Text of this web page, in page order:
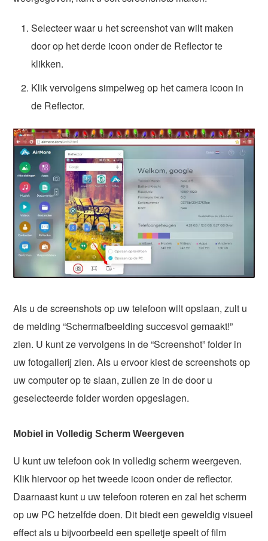
Selecteer waar u het screenshot van wilt maken
door op het derde icoon onder de Reflector te
klikken.
Klik vervolgens simpelweg op het camera icoon in
de Reflector.
Als u de screenshots op uw telefoon wilt opslaan, zult u
de melding “Schermafbeelding succesvol gemaakt!”
zien. U kunt ze vervolgens in de “Screenshot” folder in
uw fotogallerij zien. Als u ervoor kiest de screenshots op
uw computer op te slaan, zullen ze in de door u
geselecteerde folder worden opgeslagen.
Mobiel in Volledig Scherm Weergeven
U kunt uw telefoon ook in volledig scherm weergeven.
Klik hiervoor op het tweede icoon onder de reflector.
Daarnaast kunt u uw telefoon roteren en zal het scherm
op uw PC hetzelfde doen. Dit biedt een geweldig visueel
effect als u bijvoorbeeld een spelletje speelt of film